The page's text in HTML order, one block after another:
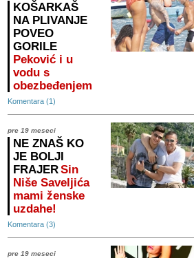
KOŠARKAŠ
NA PLIVANJE
POVEO
GORILE
Peković i u
vodu s
obezbeđenjem
Komentara (1)
pre 19 meseci
NE ZNAŠ KO
JE BOLJI
FRAJERSin
Niše Saveljića
mami ženske
uzdahe!
Komentara (3)
pre 19 meseci